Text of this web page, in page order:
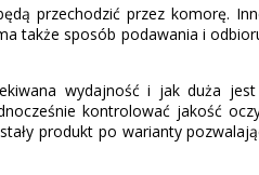
przechodzić przez komorę.
także sposób podawania i
wydajność i jak duża jest
kontrolować jakość
produkt po warianty